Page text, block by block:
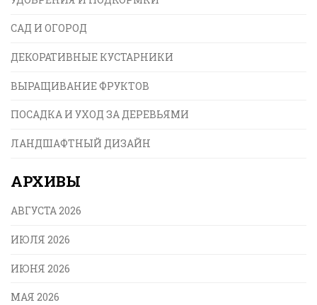
САД И ОГОРОД
ДЕКОРАТИВНЫЕ КУСТАРНИКИ
ВЫРАЩИВАНИЕ ФРУКТОВ
ПОСАДКА И УХОД ЗА ДЕРЕВЬЯМИ
ЛАНДШАФТНЫЙ ДИЗАЙН
АРХИВЫ
АВГУСТА 2026
ИЮЛЯ 2026
ИЮНЯ 2026
МАЯ 2026